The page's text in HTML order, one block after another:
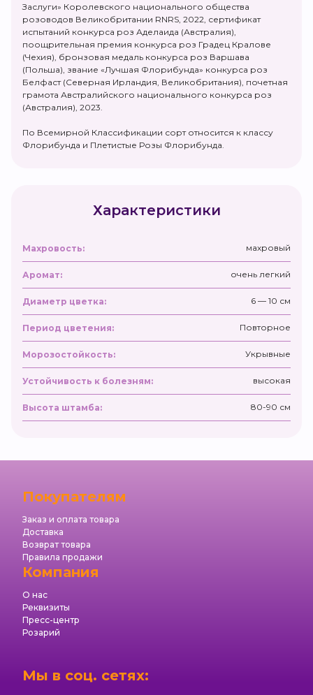
Заслуги» Королевского национального общества
розоводов Великобритании RNRS, 2022, сертификат
испытаний конкурса роз Аделаида (Австралия),
поощрительная премия конкурса роз Градец Кралове
(Чехия), бронзовая медаль конкурса роз Варшава
(Польша), звание «Лучшая Флорибунда» конкурса роз
Белфаст (Северная Ирландия, Великобритания), почетная
грамота Австралийского национального конкурса роз
(Австралия), 2023.
По Всемирной Классификации сорт относится к классу
Флорибунда и Плетистые Розы Флорибунда.
Характеристики
Махровость: махровый
Аромат: очень легкий
Диаметр цветка: 6 — 10 см
Период цветения: Повторное
Морозостойкость: Укрывные
Устойчивость к болезням: высокая
Высота штамба: 80-90 см
Покупателям
Заказ и оплата товара
Доставка
Возврат товара
Правила продажи
Компания
О нас
Реквизиты
Пресс-центр
Розарий
Мы в соц. сетях: